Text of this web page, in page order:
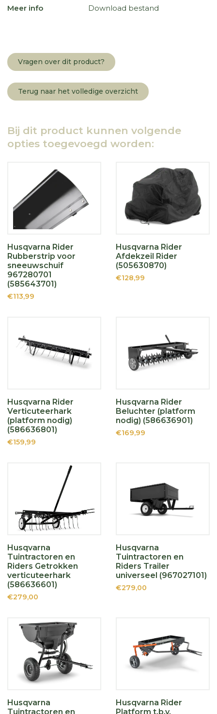
Meer info Download bestand
Vragen over dit product?
Terug naar het volledige overzicht
Bij dit product kunnen volgende
opties toegevoegd worden:
Husqvarna Rider
Rubberstrip voor
sneeuwschuif
967280701
(585643701)
€113,99
Husqvarna Rider
Afdekzeil Rider
(505630870)
€128,99
Husqvarna Rider
Verticuteerhark
(platform nodig)
(586636801)
€159,99
Husqvarna Rider
Beluchter (platform
nodig) (586636901)
€169,99
Husqvarna
Tuintractoren en
Riders Getrokken
verticuteerhark
(586636601)
€279,00
Husqvarna
Tuintractoren en
Riders Trailer
universeel (967027101)
€279,00
Husqvarna
Tuintractoren en
Husqvarna Rider
Platform t.b.v.